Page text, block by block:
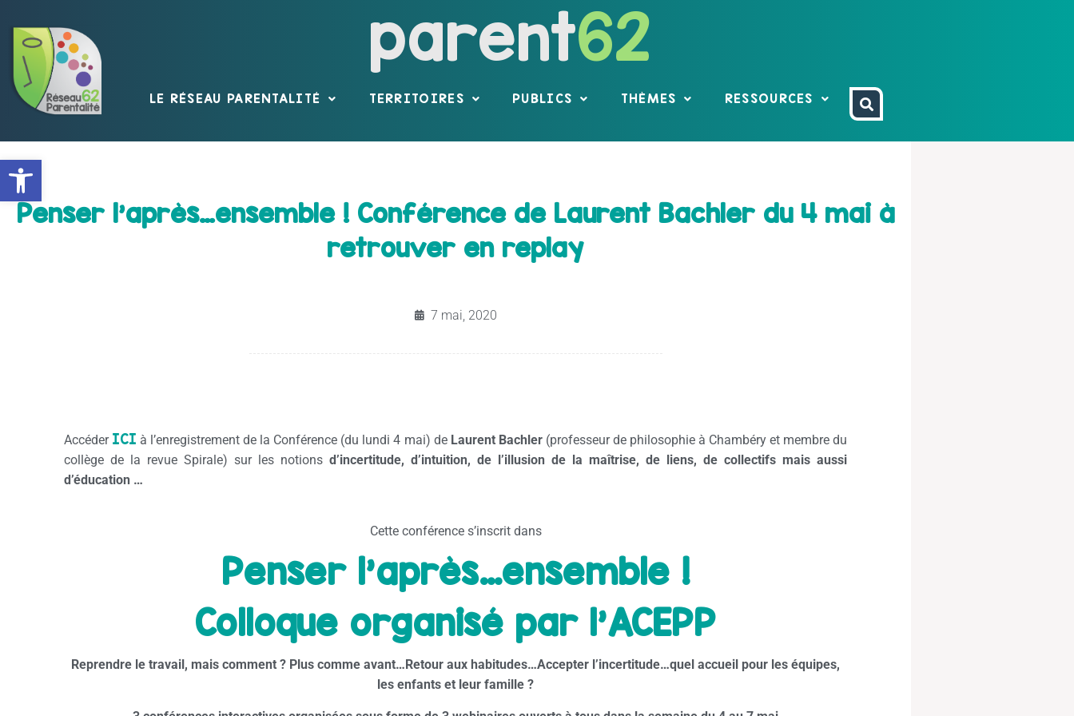
Ouvrir la barre d’outils
parent62
LE RÉSEAU PARENTALITÉ TERRITOIRES PUBLICS THÈMES RESSOURCES
Penser l’après…ensemble ! Conférence de Laurent Bachler du 4 mai à
retrouver en replay
7 mai, 2020
Accéder ICI à l’enregistrement de la Conférence (du lundi 4 mai) de Laurent Bachler(professeur de philosophie à Chambéry et membre du
collège de la revue Spirale) sur les notions d’incertitude, d’intuition, de l’illusion de la maîtrise, de liens, de collectifs mais aussi
d’éducation …
Cette conférence s’inscrit dans
Penser l’après…ensemble !
Colloque organisé par l’ACEPP
Reprendre le travail, mais comment ? Plus comme avant… Retour aux habitudes…Accepter l’incertitude…quel accueil pour les équipes,
les enfants et leur famille ?